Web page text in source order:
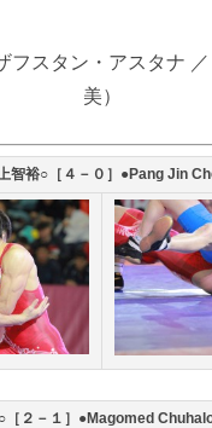
フスタン・アスタナ
美）
智裕○［４－０］●Pang Jin
［２－１］●Magomed